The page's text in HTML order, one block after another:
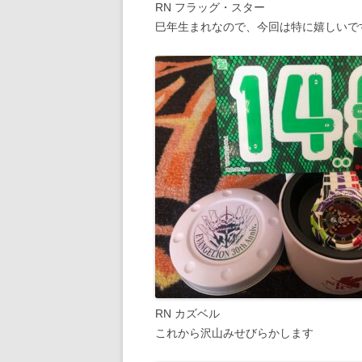
RN フラッグ・スター
巳年生まれなので、今回は特に嬉しいで
RN カズベル
これから沢山みせびらかします